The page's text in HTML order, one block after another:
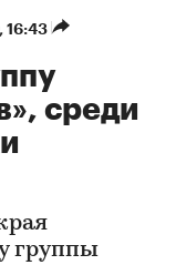
16:43
среди
группы